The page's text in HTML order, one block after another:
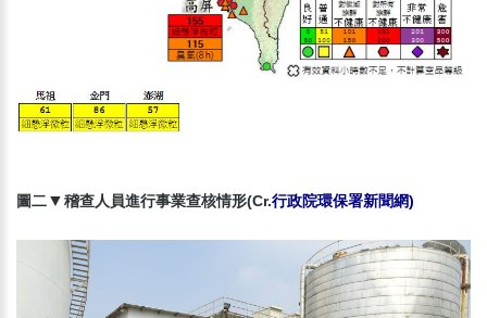
圖二▼稽查人員進行事業查核情形(Cr.行政院環保署新聞網)